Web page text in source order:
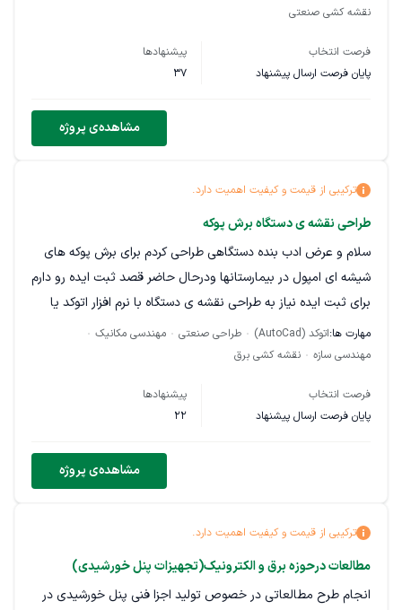
صورت رضایت ایجاد یک رابطه کاری طولانی مدت و انجام پروژه
انگلیسی یا المانی الزامی است. دانش زبان انگلیسی در حد بیسیک و
پایه یک مزیت است ولی نه الزام. ۵- دانش و تجربه کافی در زمینه
برق دارید، لطفا برام ارسال کنید.
ممنونم از زمانی که گذاشتید و خوندید، در صورت واجد شرایط بودن
لطفا پیشنهاد خودتون رو برای من ارسال کنید.
با احترام فرهاد الیاسی
نقشه کشی صنعتی
فرصت انتخاب
پایان فرصت ارسال پیشنهاد
پیشنهادها
37
مشاهده‌ی پروژه
ترکیبی از قیمت و کیفیت اهمیت دارد.
طراحی نقشه ی دستگاه برش پوکه
سلام و عرض ادب بنده دستگاهی طراحی کردم برای برش پوکه های
شیشه ای امپول در بیمارستانها ودرحال حاضر قصد ثبت ایده رو دارم
برای ثبت ایده نیاز به طراحی نقشه ی دستگاه با نرم افزار اتوکد یا
تری دی مکس دارم طراحی که در ذهنم داشتم روی کاغذ کشیدم و
براتون اپلود کردم امیدوارم تصورش برای شما راحت تر باشه ممنون
مهارت ها:اتوکد (AutoCad) طراحی صنعتی
مهندسی مکانیک
مهندسی سازه
نقشه کشی برق
فرصت انتخاب
پایان فرصت ارسال پیشنهاد
پیشنهادها
22
مشاهده‌ی پروژه
ترکیبی از قیمت و کیفیت اهمیت دارد.
مطالعات درحوزه برق و الکترونیک(تجهیزات پنل خورشیدی)
انجام طرح مطالعاتی در خصوص تولید اجزا فنی پنل خورشیدی در